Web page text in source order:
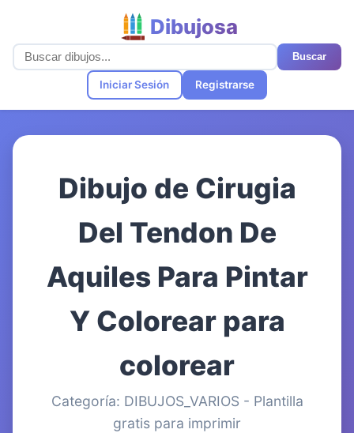
Dibujosa
Buscar
Iniciar Sesión Registrarse
Dibujo de Cirugia
Del Tendon De
Aquiles Para Pintar
Y Colorear para
colorear
Categoría: DIBUJOS_VARIOS - Plantilla
gratis para imprimir